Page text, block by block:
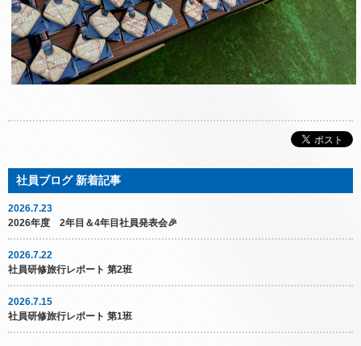
2026.7.23
2026年度 2年目＆4年目社員発表会🎉
2026.7.22
社員研修旅行レポート 第2班
2026.7.15
社員研修旅行レポート 第1班